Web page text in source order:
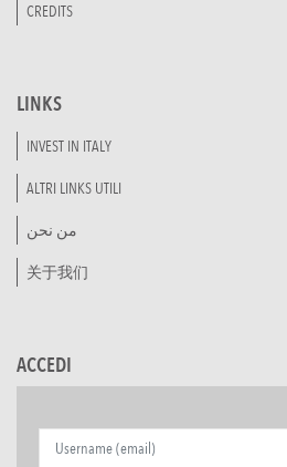
CREDITS
LINKS
INVEST IN ITALY
ALTRI LINKS UTILI
من نحن
关于我们
ACCEDI